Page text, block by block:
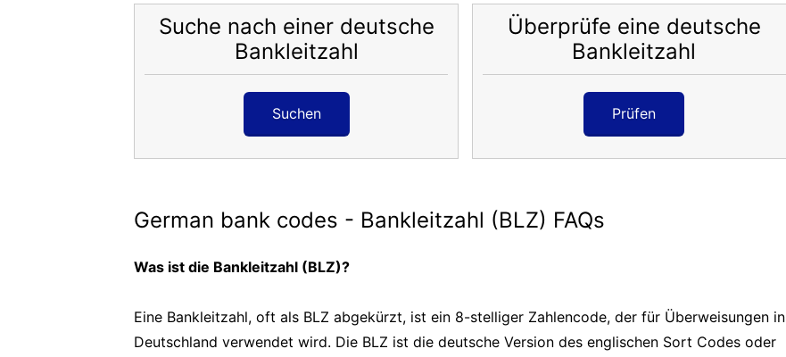
Suche nach einer deutsche
Bankleitzahl
Suchen
Überprüfe eine deutsche
Bankleitzahl
Prüfen
German bank codes - Bankleitzahl (BLZ) FAQs
Was ist die Bankleitzahl (BLZ)?
Eine Bankleitzahl, oft als BLZ abgekürzt, ist ein 8-stelliger Zahlencode, der für Überweisungen in
Deutschland verwendet wird. Die BLZ ist die deutsche Version des englischen Sort Codes oder